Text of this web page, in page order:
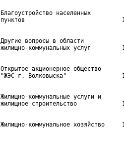
Благоустройство населенных
Другие вопросы в области
Открытое акционерное общество
Жилищно-коммунальные услуги и